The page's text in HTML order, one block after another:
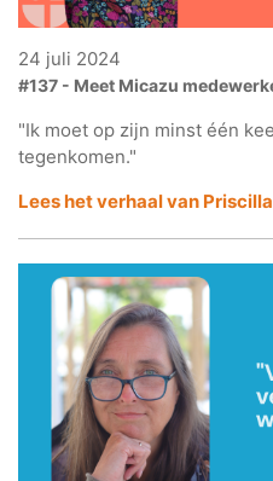
24 juli 2024
#137 - Meet Micazu
"Ik moet op zijn minst één
tegenkomen."
Lees het verhaal van Priscilla